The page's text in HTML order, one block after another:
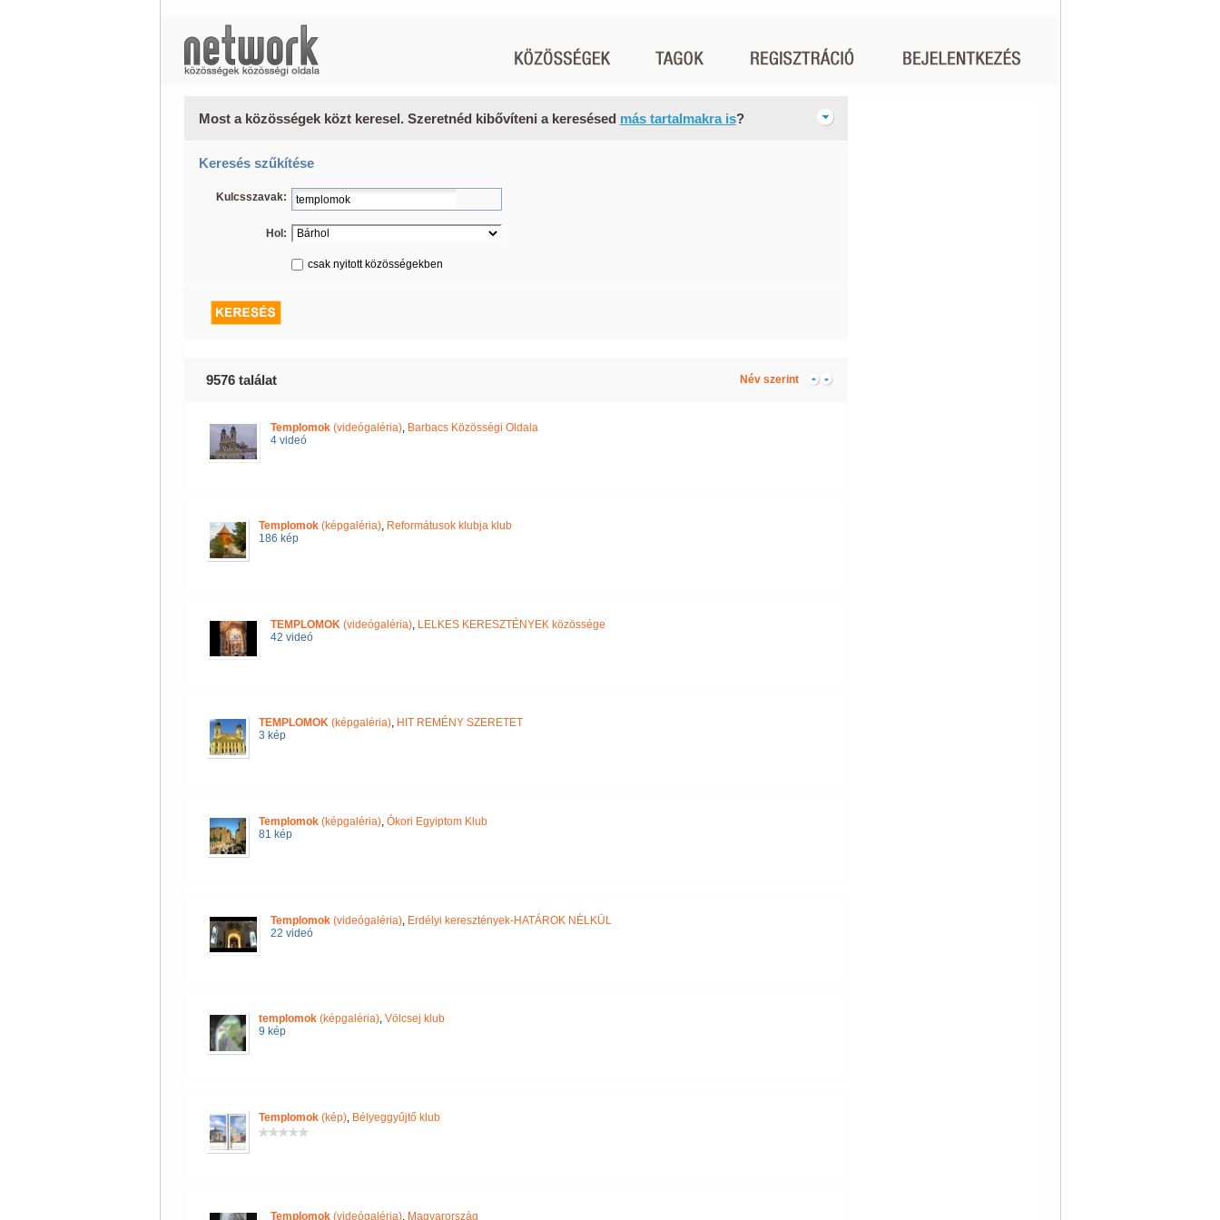
Most a közösségek közt keresel. Szeretnéd kibővíteni a keresésed más tartalmakra is?
Keresés szűkítése
Kulcsszavak:
Hol:
csak nyitott közösségekben
9576 találat Név szerint
Templomok(videógaléria), Barbacs Közösségi Oldala
4 videó
Templomok(képgaléria), Reformátusok klubja klub
186 kép
TEMPLOMOK(videógaléria), LELKES KERESZTÉNYEK közössége
42 videó
TEMPLOMOK(képgaléria), HIT REMÉNY SZERETET
3 kép
Templomok(képgaléria), Ókori Egyiptom Klub
81 kép
Templomok(videógaléria), Erdélyi keresztények-HATÁROK NÉLKÜL
22 videó
templomok(képgaléria), Völcsej klub
9 kép
Templomok(kép), Bélyeggyűjtő klub
Templomok(videógaléria), Magyarország